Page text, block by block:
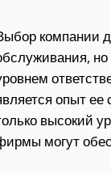
компании
но
опыт ее
высокий
могут